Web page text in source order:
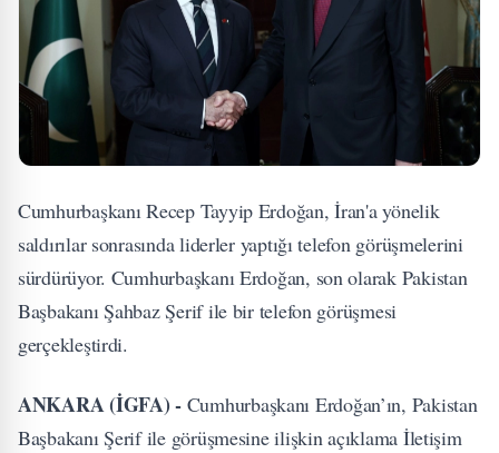
Cumhurbaşkanı Recep Tayyip Erdoğan, İran'a yönelik
saldırılar sonrasında liderler yaptığı telefon görüşmelerini
sürdürüyor. Cumhurbaşkanı Erdoğan, son olarak Pakistan
Başbakanı Şahbaz Şerif ile bir telefon görüşmesi
gerçekleştirdi.
ANKARA (İGFA) - Cumhurbaşkanı Erdoğan’ın, Pakistan
Başbakanı Şerif ile görüşmesine ilişkin açıklama İletişim